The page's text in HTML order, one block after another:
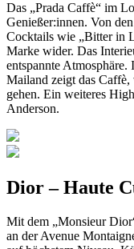
Das „Prada Caffè“ im
Genießer:innen. Von
Cocktails wie „Bitter in
Marke wider. Das
entspannte
Mailand zeigt das
gehen. Ein weiteres
Anderson.
Dior – Haute
Mit dem „Monsieur
an der Avenue